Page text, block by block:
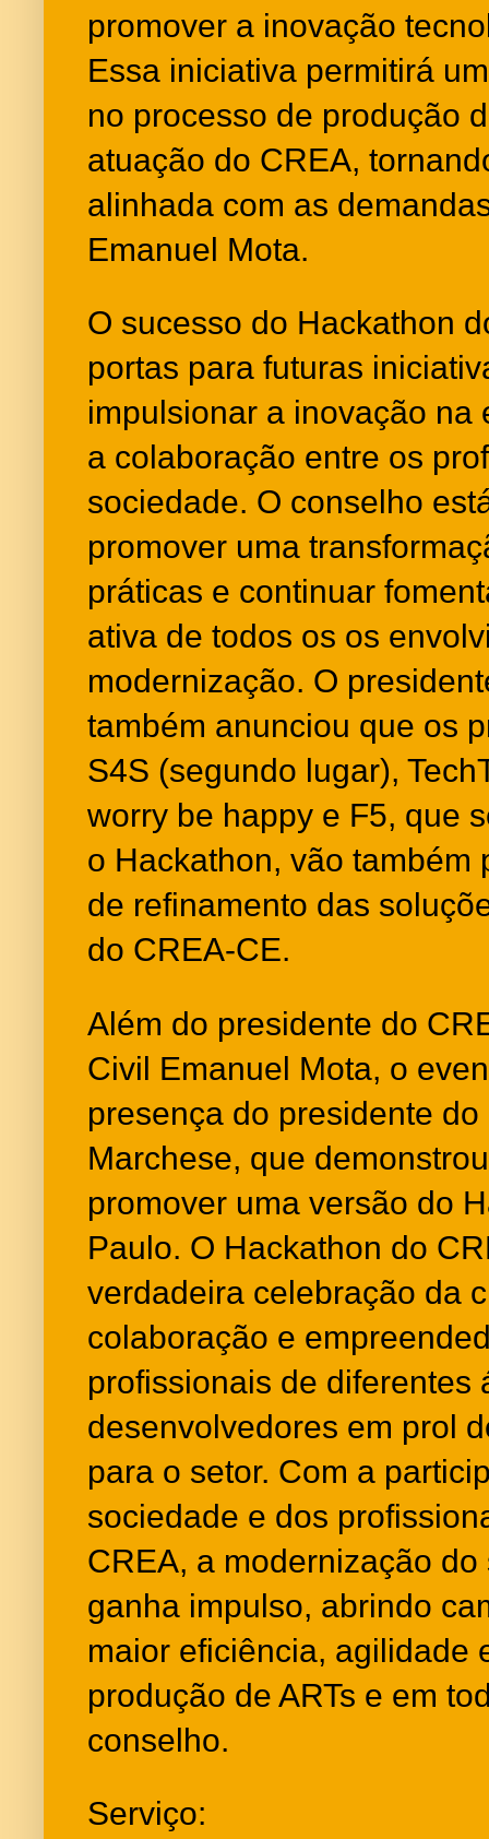
promover a inovação
Essa iniciativa permitirá
no processo de produção
atuação do CREA,
alinhada com as
Emanuel Mota.
O sucesso do Hackathon
portas para futuras
impulsionar a inovação na
a colaboração entre os
sociedade. O conselho
promover uma
práticas e continuar
ativa de todos os os
modernização. O
também anunciou que os
S4S (segundo lugar),
worry be happy e F5, que
o Hackathon, vão também
de refinamento das
do CREA-CE.
Além do presidente do
Civil Emanuel Mota, o
presença do presidente
Marchese, que
promover uma versão do
Paulo. O Hackathon do
verdadeira celebração da
colaboração e
profissionais de diferentes
desenvolvedores em prol
para o setor. Com a
sociedade e dos
CREA, a modernização
ganha impulso, abrindo
maior eficiência, agilidade
produção de ARTs e em
conselho.
Serviço: